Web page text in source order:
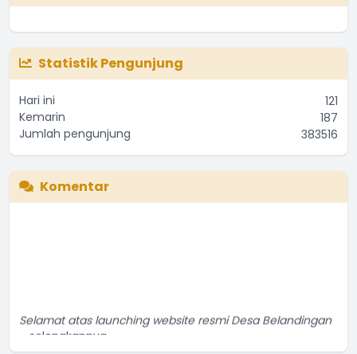
Statistik Pengunjung
Hari ini
121
Kemarin
187
Jumlah pengunjung
383516
Komentar
...selengkapnya